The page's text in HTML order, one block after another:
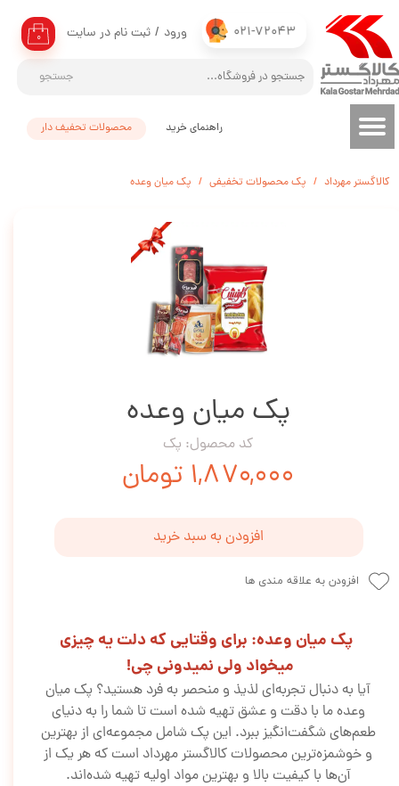
021-72043
جستجو
۰ ورود / ثبت نام در سایت
حساب کاربری من
تغییر گذر واژه
سفارشات
محصولات تحفیف دار راهنمای خرید
کالاگستر مهرداد پک محصولات تخفیفی پک میان وعده
پک میان وعده
کد محصول: پک
۱,۸۷۰,۰۰۰ تومان
افزودن به سبد خرید
افزودن به علاقه مندی ها
پک میان وعده: برای وقتایی که دلت یه چیزی
میخواد ولی نمیدونی چی!
آیا به دنبال تجربه‌ای لذیذ و منحصر به فرد هستید؟ پک میان
وعده ما با دقت و عشق تهیه شده است تا شما را به دنیای
طعم‌های شگفت‌انگیز ببرد. این پک شامل مجموعه‌ای از بهترین
و خوشمزه‌ترین محصولات کالاگستر مهرداد است که هر یک از
آن‌ها با کیفیت بالا و بهترین مواد اولیه تهیه شده‌اند.